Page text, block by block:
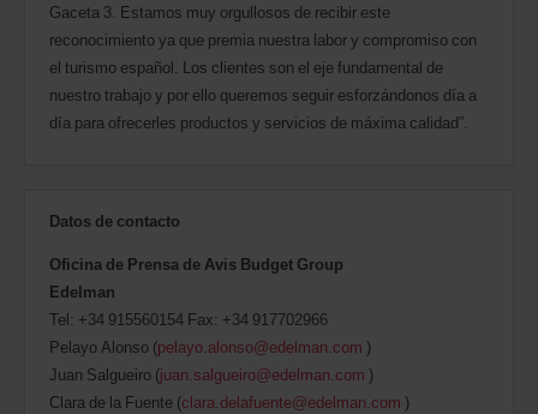
Gaceta 3. Estamos muy orgullosos de recibir este
reconocimiento ya que premia nuestra labor y compromiso con
el turismo español. Los clientes son el eje fundamental de
nuestro trabajo y por ello queremos seguir esforzándonos día a
día para ofrecerles productos y servicios de máxima calidad”.
Datos de contacto
Oficina de Prensa de Avis Budget Group
Edelman
Tel: +34 915560154 Fax: +34 917702966
Pelayo Alonso (pelayo.alonso@edelman.com )
Juan Salgueiro (juan.salgueiro@edelman.com )
Clara de la Fuente (clara.delafuente@edelman.com )